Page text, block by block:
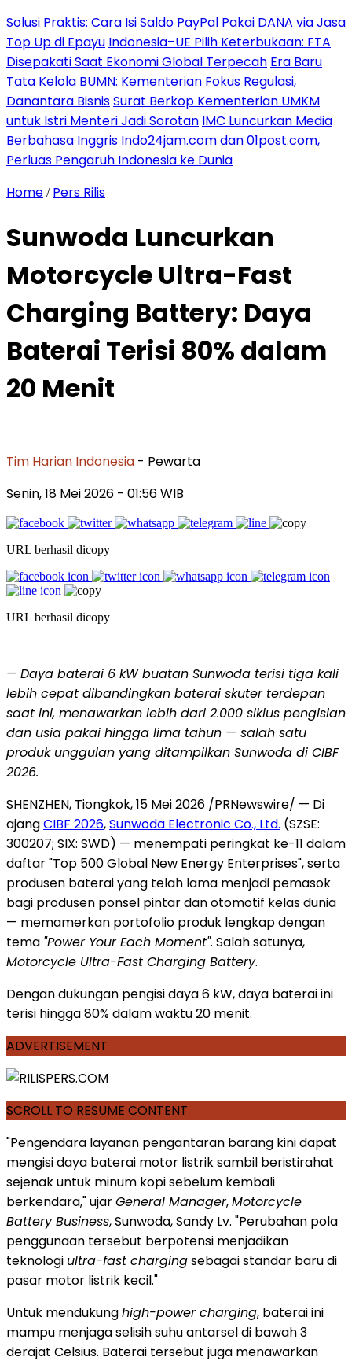
Solusi Praktis: Cara Isi Saldo PayPal Pakai DANA via Jasa
Top Up di Epayu Indonesia–UE Pilih Keterbukaan: FTA
Disepakati Saat Ekonomi Global Terpecah Era Baru
Tata Kelola BUMN: Kementerian Fokus Regulasi,
Danantara BisnisSurat Berkop Kementerian UMKM
untuk Istri Menteri Jadi Sorotan IMC Luncurkan Media
Berbahasa Inggris Indo24jam.com dan 01post.com,
Perluas Pengaruh Indonesia ke Dunia
Home / Pers Rilis
Sunwoda Luncurkan
Motorcycle Ultra-Fast
Charging Battery: Daya
Baterai Terisi 80% dalam
20 Menit
Tim Harian Indonesia - Pewarta
Senin, 18 Mei 2026 - 01:56 WIB
URL berhasil dicopy
URL berhasil dicopy
—Daya baterai 6 kW buatan Sunwoda terisi tiga kali
lebih cepat dibandingkan baterai skuter terdepan
saat ini, menawarkan lebih dari 2.000 siklus pengisian
dan usia pakai hingga lima tahun — salah satu
produk unggulan yang ditampilkan Sunwoda di CIBF
2026.
SHENZHEN, Tiongkok, 15 Mei 2026 /PRNewswire/ — Di
ajangCIBF 2026,Sunwoda Electronic Co., Ltd. (SZSE:
300207; SIX: SWD) — menempati peringkat ke-11 dalam
daftar "Top 500 Global New Energy Enterprises", serta
produsen baterai yang telah lama menjadi pemasok
bagi produsen ponsel pintar dan otomotif kelas dunia
— memamerkan portofolio produk lengkap dengan
tema "Power Your Each Moment". Salah satunya,
Motorcycle Ultra-Fast Charging Battery.
Dengan dukungan pengisi daya 6 kW, daya baterai ini
terisi hingga 80% dalam waktu 20 menit.
ADVERTISEMENT
SCROLL TO RESUME CONTENT
"Pengendara layanan pengantaran barang kini dapat
mengisi daya baterai motor listrik sambil beristirahat
sejenak untuk minum kopi sebelum kembali
berkendara," ujarGeneral Manager,Motorcycle
Battery Business, Sunwoda, Sandy Lv. "Perubahan pola
penggunaan tersebut berpotensi menjadikan
teknologi ultra-fast chargingsebagai standar baru di
pasar motor listrik kecil."
Untuk mendukunghigh-power charging, baterai ini
mampu menjaga selisih suhu antarsel di bawah 3
derajat Celsius. Baterai tersebut juga menawarkan